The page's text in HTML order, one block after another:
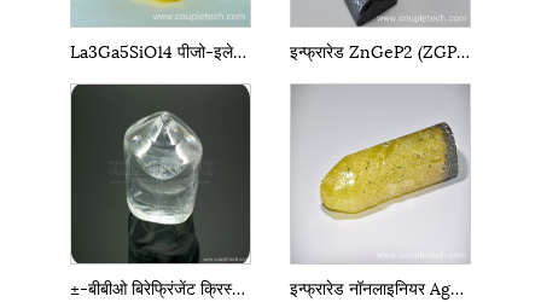
La3Ga5SiO14 पीजो-इलेक्ट्रिक क्रिस्टल LGS इन्फ्रारेड ZnGeP2 (ZGP) क्रिस्टल
±-बीबीओ बिरेफ्रिंजेंट क्रिस्टल इन्फ्रारेड नॉनलाइनियर AgGaS2 क्रिस्टल